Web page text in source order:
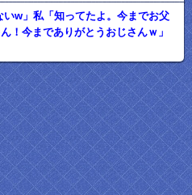
いw」私「知ってたよ。今までお父
！今までありがとうおじさんｗ」